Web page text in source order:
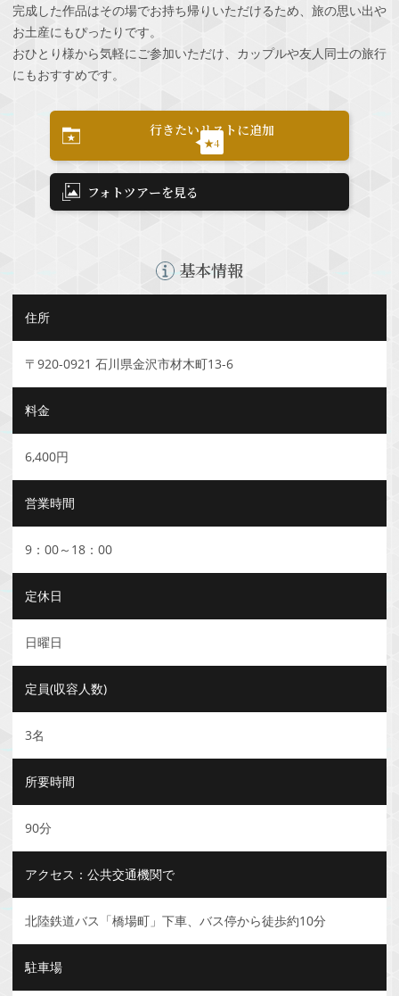
完成した作品はその場でお持ち帰りいただけるため、旅の思い出や
お土産にもぴったりです。
おひとり様から気軽にご参加いただけ、カップルや友人同士の旅行
にもおすすめです。
行きたいリストに追加
★4
フォトツアーを見る
基本情報
住所
〒920-0921 石川県金沢市材木町13-6
料金
6,400円
営業時間
9：00～18：00
定休日
日曜日
定員(収容人数)
3名
所要時間
90分
アクセス：公共交通機関で
北陸鉄道バス「橋場町」下車、バス停から徒歩約10分
駐車場